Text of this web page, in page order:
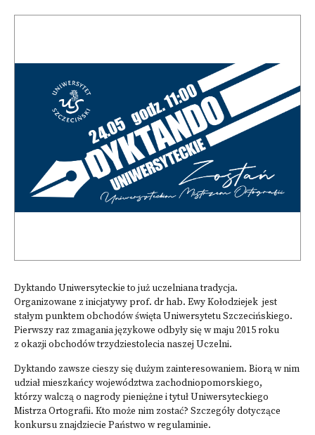
Dyktando Uniwersyteckie to już uczelniana tradycja.
Organizowane z inicjatywy prof. dr hab. Ewy Kołodziejek jest
stałym punktem obchodów święta Uniwersytetu Szczecińskiego.
Pierwszy raz zmagania językowe odbyły się w maju 2015 roku
z okazji obchodów trzydziestolecia naszej Uczelni.
Dyktando zawsze cieszy się dużym zainteresowaniem. Biorą w nim
udział mieszkańcy województwa zachodniopomorskiego,
którzy walczą o nagrody pieniężne i tytuł Uniwersyteckiego
Mistrza Ortografii. Kto może nim zostać? Szczegóły dotyczące
konkursu znajdziecie Państwo w regulaminie.